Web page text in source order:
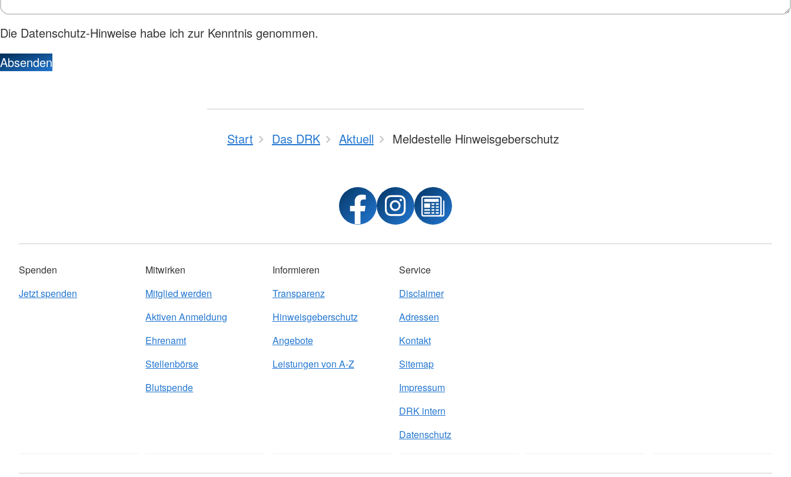
Die Datenschutz-Hinweise habe ich zur Kenntnis genommen.
Absenden
Start Das DRK Aktuell Meldestelle Hinweisgeberschutz
Spenden
Jetzt spenden
Mitwirken
Mitglied werden
Aktiven Anmeldung
Ehrenamt
Stellenbörse
Blutspende
Informieren
Transparenz
Hinweisgeberschutz
Angebote
Leistungen von A-Z
Service
Disclaimer
Adressen
Kontakt
Sitemap
Impressum
DRK intern
Datenschutz